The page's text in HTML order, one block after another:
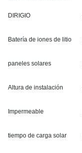
DIRIGIO
Batería de iones de litio
paneles solares
Altura de instalación
Impermeable
tiempo de carga solar